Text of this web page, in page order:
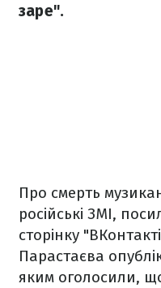
заре".
Про смерть
російські ЗМІ,
сторінку
Парастаєва
яким оголосили,